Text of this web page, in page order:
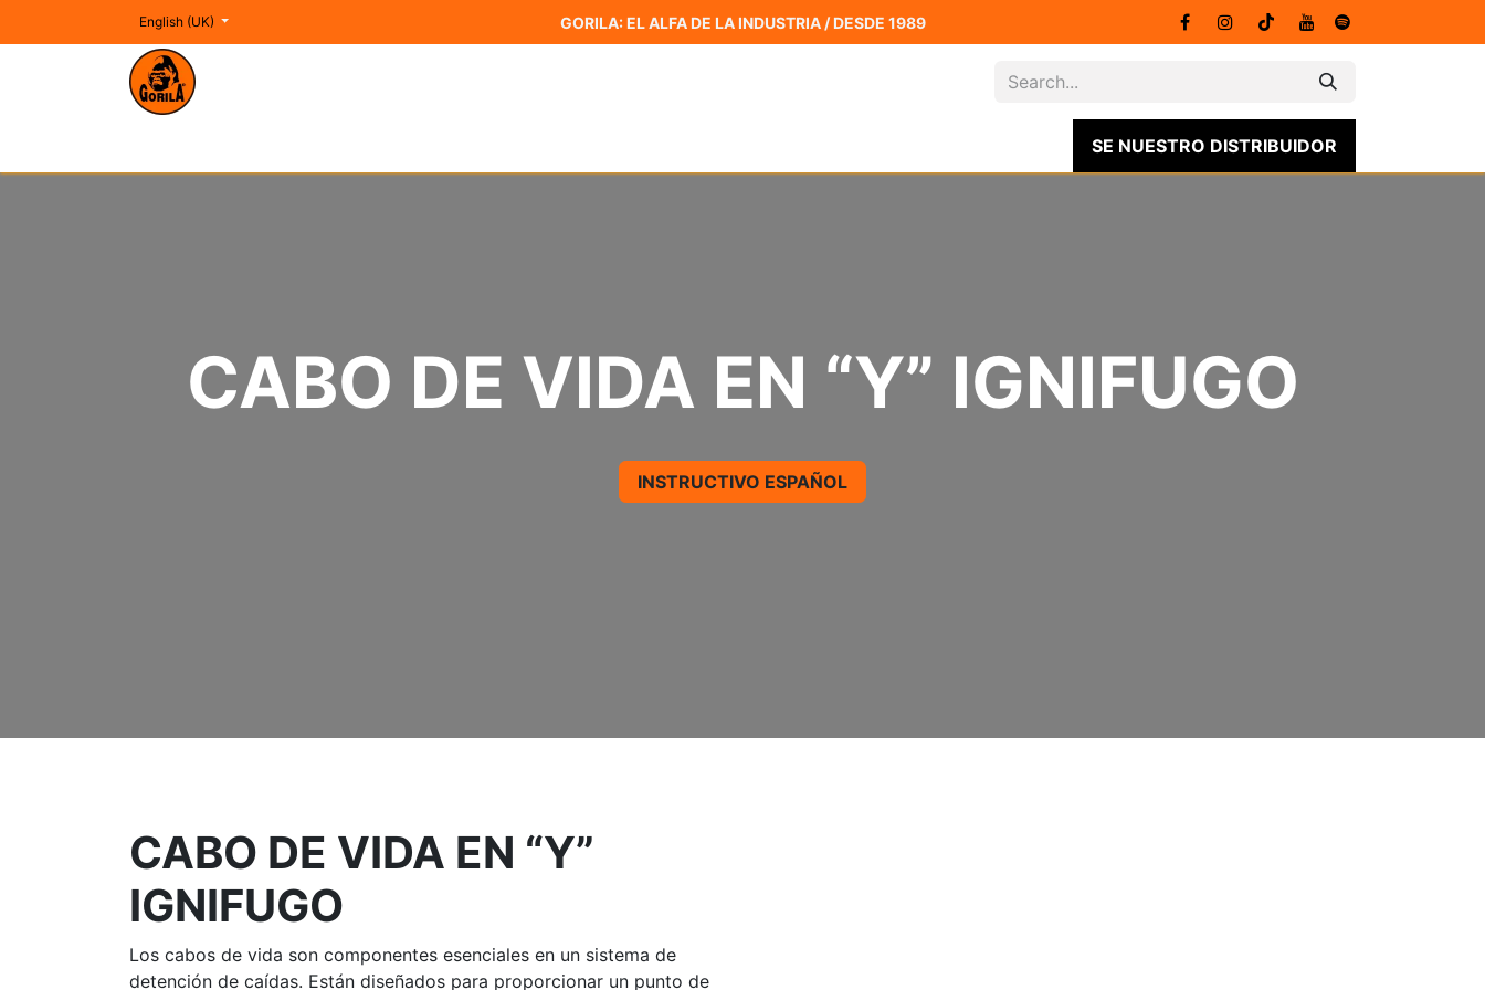
English (UK) GORILA: EL ALFA DE LA INDUSTRIA / DESDE 1989
CERTIFICACIONES CATÁLOGOS NUESTRO PROPÓSITO
SE NUESTRO DISTRIBUIDOR
CABO DE VIDA EN “Y” IGNIFUGO
INSTRUCTIVO ESPAÑOL
CABO DE VIDA EN “Y”
IGNIFUGO
Los cabos de vida son componentes esenciales en un sistema de
detención de caídas. Están diseñados para proporcionar un punto de